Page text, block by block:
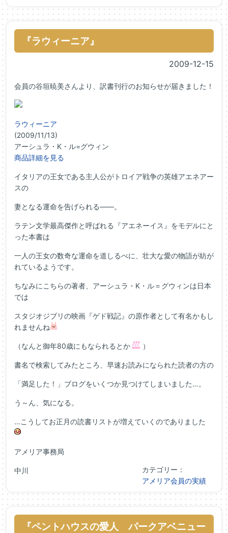
『ラウィーニア』
2009-12-15
会員の谷垣暁美さんより、訳書刊行のお知らせが届きました！
ラウィーニア
(2009/11/13)
アーシュラ・K・ル=グウィン
商品詳細を見る
イタリアの王女である主人公がトロイア戦争の英雄アエネアー
スの
妻となる運命を告げられる――。
ラテン文学最高傑作と呼ばれる『アエネーイス』をモデルにと
った本書は
一人の王女の数奇な運命を道しるべに、壮大な愛の物語が紡が
れているようです。
ちなみにこちらの著者、アーシュラ・K・ル＝グウィンは日本
では
スタジオジブリの映画『ゲド戦記』の原作者として有名かもし
れませんね
（なんと御年80歳にもなられるとか ）
書名で検索してみたところ、早速お読みになられた読者の方の
「満足した！」ブログをいくつか見つけてしまいました…。
う～ん、気になる。
…こうしてお正月の読書リストが増えていくのでありました
アメリア事務局
中川
カテゴリー：
アメリア会員の実績
『ペントハウスの愛人 パークアベニュー